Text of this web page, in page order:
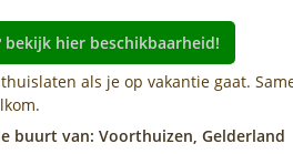
hier beschikbaarheid!
als je op vakantie gaat.
buurt van: Voorthuizen, Gelderland